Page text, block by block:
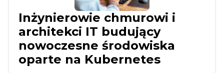
Inżynierowie chmurowi i
architekci IT budujący
nowoczesne środowiska
oparte na Kubernetes